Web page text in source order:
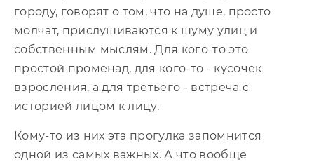
городу, говорят о том, что на душе, просто
молчат, прислушиваются к шуму улиц и
собственным мыслям. Для кого-то это
простой променад, для кого-то - кусочек
взросления, а для третьего - встреча с
историей лицом к лицу.
Кому-то из них эта прогулка запомнится
одной из самых важных. А что вообще